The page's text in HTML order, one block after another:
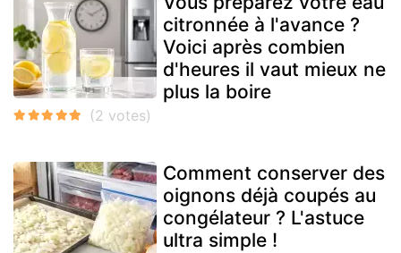
citronnée à l'avance ?
Voici après combien
d'heures il vaut mieux ne
plus la boire
Comment conserver des
oignons déjà coupés au
congélateur ? L'astuce
ultra simple !